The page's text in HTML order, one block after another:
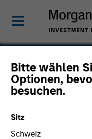
Bitte wählen
Optionen,
besuchen.
Sitz
Schweiz